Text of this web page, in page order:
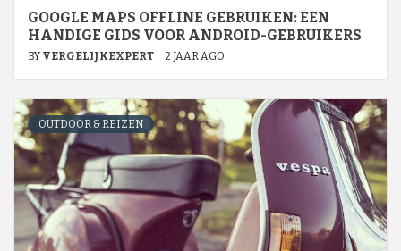
GOOGLE MAPS OFFLINE GEBRUIKEN: EEN
HANDIGE GIDS VOOR ANDROID-GEBRUIKERS
BY VERGELIJKEXPERT 2 JAAR AGO
OUTDOOR & REIZEN